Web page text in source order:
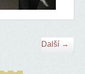
Další →